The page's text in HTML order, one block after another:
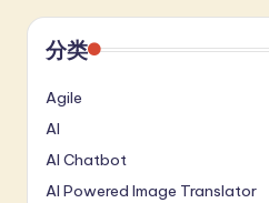
分类
Agile
AI
AI Chatbot
AI Powered Image Translator